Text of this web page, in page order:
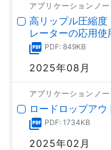
アプリケーションノー
高リップル圧縮度
レーターの応用使
PDF: 849KB
2025年08月
アプリケーションノー
ロードロップア
PDF: 1734KB
2025年02月